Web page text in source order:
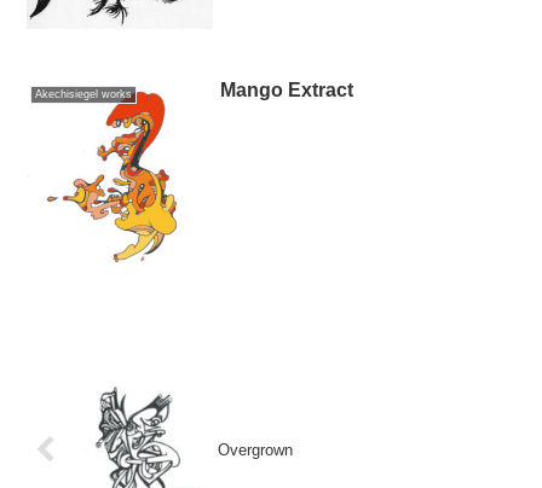
Akechisiegel works Mango Extract
Overgrown